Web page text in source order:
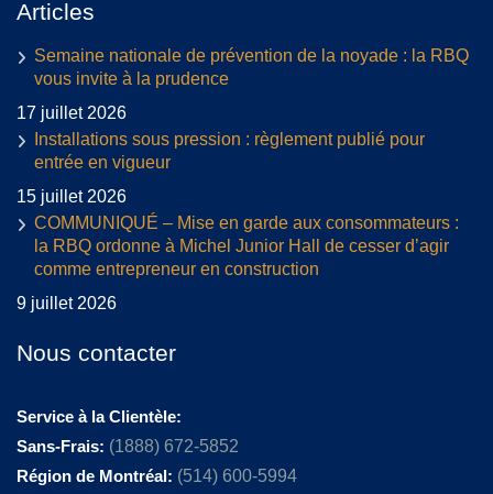
Articles
Semaine nationale de prévention de la noyade : la RBQ
vous invite à la prudence
17 juillet 2026
Installations sous pression : règlement publié pour
entrée en vigueur
15 juillet 2026
COMMUNIQUÉ – Mise en garde aux consommateurs :
la RBQ ordonne à Michel Junior Hall de cesser d’agir
comme entrepreneur en construction
9 juillet 2026
Nous contacter
Service à la Clientèle:
Sans-Frais: (1888) 672-5852
Région de Montréal: (514) 600-5994